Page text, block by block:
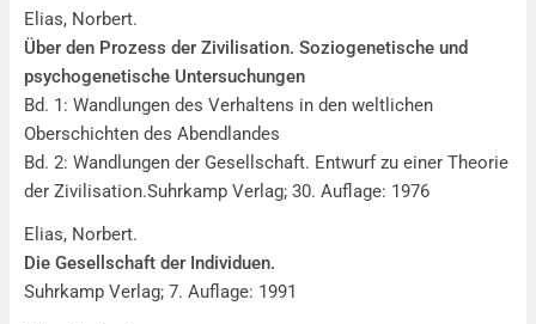
Elias, Norbert.
Über den Prozess der Zivilisation. Soziogenetische und
psychogenetische Untersuchungen
Bd. 1: Wandlungen des Verhaltens in den weltlichen
Oberschichten des Abendlandes
Bd. 2: Wandlungen der Gesellschaft. Entwurf zu einer Theorie
der Zivilisation.Suhrkamp Verlag; 30. Auflage: 1976
Elias, Norbert.
Die Gesellschaft der Individuen.
Suhrkamp Verlag; 7. Auflage: 1991